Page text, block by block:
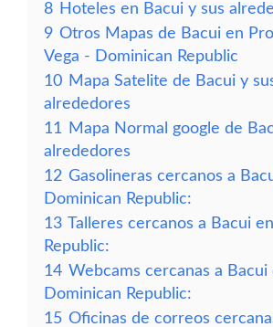
8 Hoteles en Bacui y sus
9 Otros Mapas de Bacui en
Vega - Dominican Republic
10 Mapa Satelite de Bacui y
alrededores
11
Mapa Normal google de
alrededores
12 Gasolineras cercanos a
Dominican Republic:
13 Talleres cercanos a Bacui
Republic:
14 Webcams cercanas a Bacui
Dominican Republic:
15 Oficinas de correos